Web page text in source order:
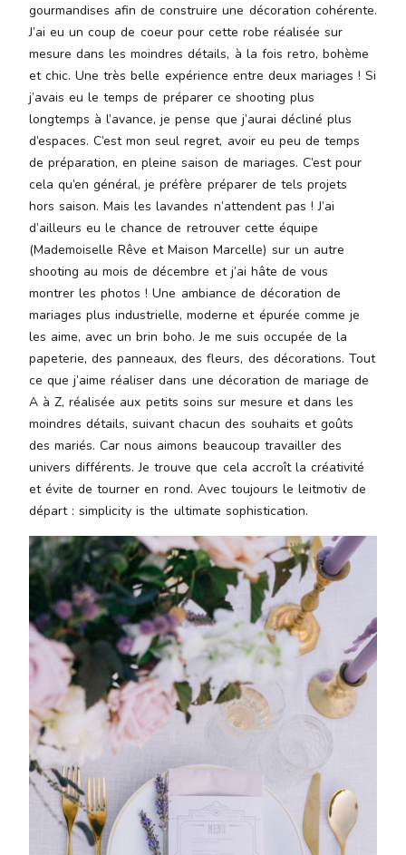
gourmandises afin de construire une décoration cohérente.
J’ai eu un coup de coeur pour cette robe réalisée sur
mesure dans les moindres détails, à la fois retro, bohème
et chic. Une très belle expérience entre deux mariages ! Si
j’avais eu le temps de préparer ce shooting plus
longtemps à l’avance, je pense que j’aurai décliné plus
d’espaces. C’est mon seul regret, avoir eu peu de temps
de préparation, en pleine saison de mariages. C’est pour
cela qu’en général, je préfère préparer de tels projets
hors saison. Mais les lavandes n’attendent pas ! J’ai
d’ailleurs eu le chance de retrouver cette équipe
(Mademoiselle Rêve et Maison Marcelle) sur un autre
shooting au mois de décembre et j’ai hâte de vous
montrer les photos ! Une ambiance de décoration de
mariages plus industrielle, moderne et épurée comme je
les aime, avec un brin boho. Je me suis occupée de la
papeterie, des panneaux, des fleurs, des décorations. Tout
ce que j’aime réaliser dans une décoration de mariage de
A à Z, réalisée aux petits soins sur mesure et dans les
moindres détails, suivant chacun des souhaits et goûts
des mariés. Car nous aimons beaucoup travailler des
univers différents. Je trouve que cela accroît la créativité
et évite de tourner en rond. Avec toujours le leitmotiv de
départ : simplicity is the ultimate sophistication.